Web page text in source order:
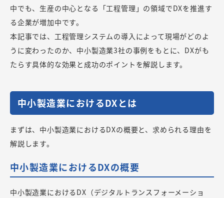
中でも、生産の中心となる「工程管理」の領域でDXを推進す
る企業が増加中です。
本記事では、工程管理システムの導入によって現場がどのよ
うに変わったのか、中小製造業3社の事例をもとに、DXがも
たらす具体的な効果と成功のポイントを解説します。
中小製造業におけるDXとは
まずは、中小製造業におけるDXの概要と、求められる理由を
解説します。
中小製造業におけるDXの概要
中小製造業におけるDX（デジタルトランスフォーメーショ